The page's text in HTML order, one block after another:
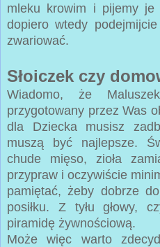
mleku krowim i pijemy je
dopiero wtedy
zwariować.
Słoiczek czy
Wiadomo, że
przygotowany przez Was
dla Dziecka musisz
muszą być najlepsze.
chude mięso, zioła
przypraw i oczywiście
pamiętać, żeby dobrze
posiłku. Z tyłu głowy,
piramidę żywnościową.
Może więc warto